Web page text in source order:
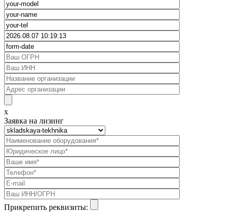
x
Заявка на лизинг
Прикрепить реквизиты: